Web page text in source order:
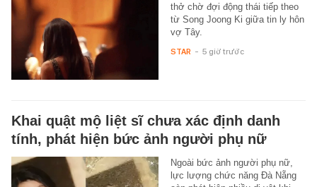
thở chờ đợi động thái tiếp theo
từ Song Joong Ki giữa tin ly hôn
vợ Tây.
STAR - 5 giờ trước
Khai quật mộ liệt sĩ chưa xác định danh
tính, phát hiện bức ảnh người phụ nữ
Ngoài bức ảnh người phụ nữ,
lực lượng chức năng Đà Nẵng